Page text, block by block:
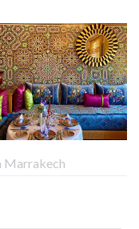
Marrakech